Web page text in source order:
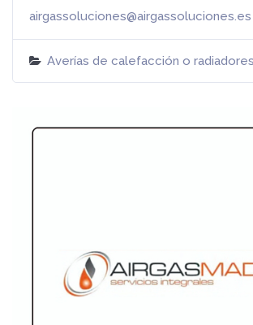
airgassoluciones@airgassoluciones.es
Averías de calefacción o radiadores